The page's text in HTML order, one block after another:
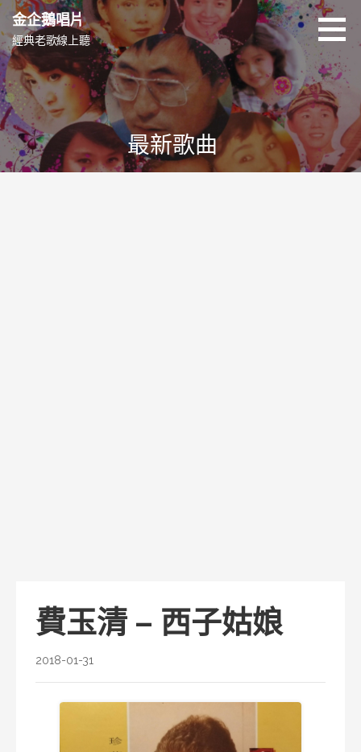
跳
至
主
要
內
容
金企鵝唱片
經典老歌線上聽
最新歌曲
費玉清 – 西子姑娘
2018-01-31